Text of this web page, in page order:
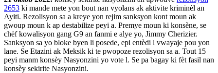
2653 ki mande mete yon bout nan vyolans ak aktivite kriminèl an
Ayiti. Rezolisyon sa a kreye yon rejim sanksyon kont moun ak
gwoup moun k ap destabilize peyi a. Premye moun ki konsène, se
chèf kowalisyon gang G9 an fanmi e alye yo, Jimmy Cherizier.
Sanksyon sa yo bloke byen li posede, epi entèdi l vwayaje pou yon
lane. Se Etazini ak Meksik ki te pwopoze rezolisyon sa a. Tout 15
peyi manm konsèy Nasyonzini yo vote l. Se pa bagay ki fèt fasil nan
konsèy sekirite Nasyonzini.